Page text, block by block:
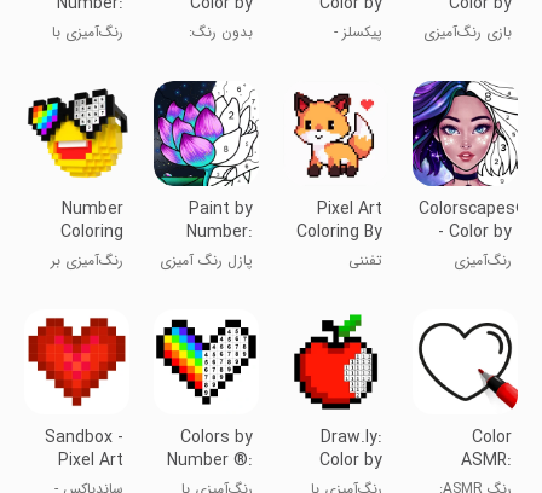
number
Game
بازی رنگ‌آمیزی
عدد
Number
Pixel
پیکسلز -
پیکسل
Number
بدون رنگ:
اساس شماره
Color &
Paint
رنگ‌آمیزی با
Colorscapes®
- Color by
Number
رنگ‌آمیزی
Pixel Art
Coloring By
Numbers
تفننی
Paint by
Number:
Coloring
Game
پازل رنگ آمیزی
Number
Coloring
رنگ‌آمیزی بر
نقاشی
Color
ASMR:
Painting
Draw.ly:
Color by
Number
Colors by
Number ®:
No.Draw
Sandbox -
Pixel Art
Coloring